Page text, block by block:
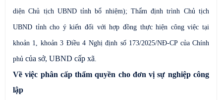
diệnChủ tịch UBND tỉnh bổ nhiệm); Thẩm định trình Chủ tịch
UBND tỉnh cho ý kiến đối với hợp đồng thực hiện công việc tại
khoản 1, khoản 3 Điều 4 Nghị định số 173/2025/NĐ-CP của Chính
phủ của sở, UBND cấp xã.
Về việc phân cấp thẩm quyền cho đơn vị sự nghiệp công
lập